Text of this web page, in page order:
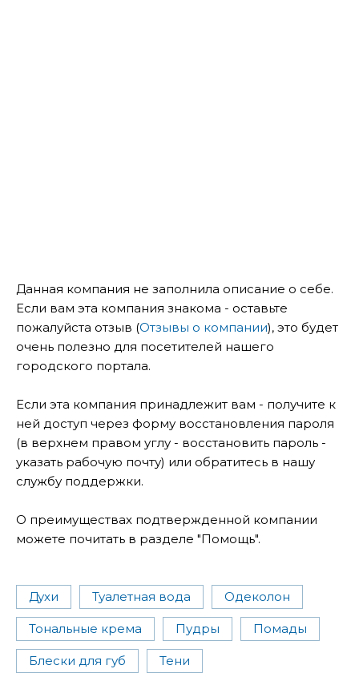
Данная компания не заполнила описание о себе.
Если вам эта компания знакома - оставьте
пожалуйста отзыв (Отзывы о компании), это будет
очень полезно для посетителей нашего
городского портала.
Если эта компания принадлежит вам - получите к
ней доступ через форму восстановления пароля
(в верхнем правом углу - восстановить пароль -
указать рабочую почту) или обратитесь в нашу
службу поддержки.
О преимуществах подтвержденной компании
можете почитать в разделе "Помощь".
Духи Туалетная вода Одеколон
Тональные крема Пудры Помады
Блески для губ Тени